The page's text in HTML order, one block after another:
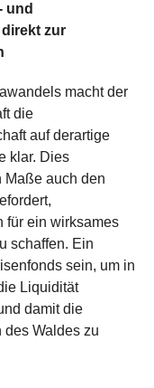
und
zur
macht der
die
auf derartige
klar. Dies
Maße auch den
für ein wirksames
schaffen. Ein
sein, um in
Liquidität
damit die
des Waldes zu